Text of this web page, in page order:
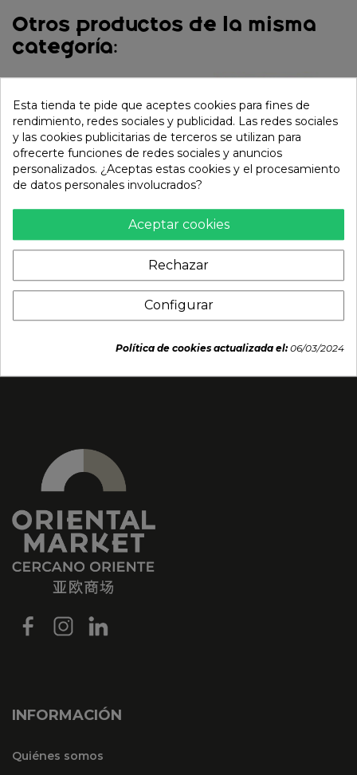
Otros productos de la misma
categoría:
Galletas de Gambas
SIDOARJO) 500g
Chips patata sabor
cebolla yogurt (LAYS)
48g
2,95 €
INFORMACIÓN
Quiénes somos
Esta tienda te pide que aceptes cookies para fines de
rendimiento, redes sociales y publicidad. Las redes sociales
y las cookies publicitarias de terceros se utilizan para
ofrecerte funciones de redes sociales y anuncios
personalizados. ¿Aceptas estas cookies y el procesamiento
de datos personales involucrados?
Aceptar cookies
Rechazar
Configurar
Política de cookies actualizada el:06/03/2024